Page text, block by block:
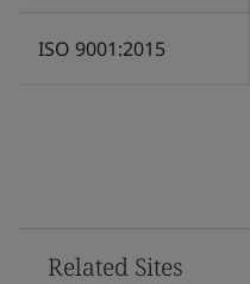
ISO 9001:2015
Related Sites